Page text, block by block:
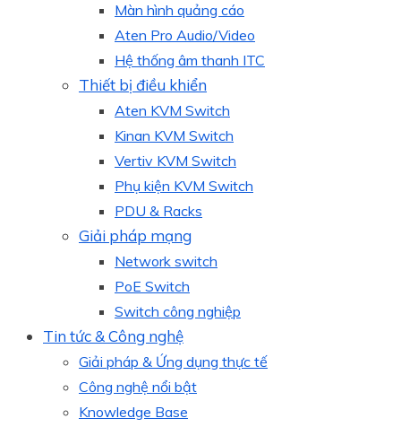
Màn hình quảng cáo
Aten Pro Audio/Video
Hệ thống âm thanh ITC
Thiết bị điều khiển
Aten KVM Switch
Kinan KVM Switch
Vertiv KVM Switch
Phụ kiện KVM Switch
PDU & Racks
Giải pháp mạng
Network switch
PoE Switch
Switch công nghiệp
Tin tức & Công nghệ
Giải pháp & Ứng dụng thực tế
Công nghệ nổi bật
Knowledge Base